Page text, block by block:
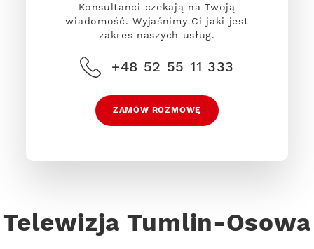
Konsultanci czekają na Twoją
wiadomość. Wyjaśnimy Ci jaki jest
zakres naszych usług.
+48 52 55 11 333
ZAMÓW ROZMOWĘ
Telewizja Tumlin-Osowa